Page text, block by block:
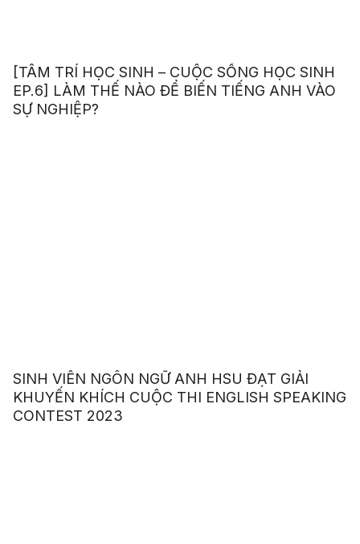
[TÂM TRÍ HỌC SINH – CUỘC SỐNG HỌC SINH
EP.6] LÀM THẾ NÀO ĐỂ BIẾN TIẾNG ANH VÀO
SỰ NGHIỆP?
SINH VIÊN NGÔN NGỮ ANH HSU ĐẠT GIẢI
KHUYẾN KHÍCH CUỘC THI ENGLISH SPEAKING
CONTEST 2023